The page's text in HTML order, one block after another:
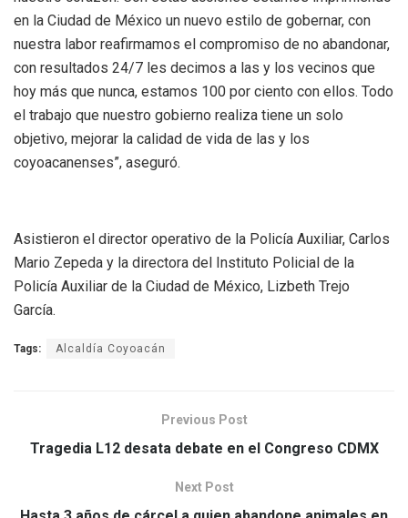
en la Ciudad de México un nuevo estilo de gobernar, con
nuestra labor reafirmamos el compromiso de no abandonar,
con resultados 24/7 les decimos a las y los vecinos que
hoy más que nunca, estamos 100 por ciento con ellos. Todo
el trabajo que nuestro gobierno realiza tiene un solo
objetivo, mejorar la calidad de vida de las y los
coyoacanenses”, aseguró.
Asistieron el director operativo de la Policía Auxiliar, Carlos
Mario Zepeda y la directora del Instituto Policial de la
Policía Auxiliar de la Ciudad de México, Lizbeth Trejo
García.
Tags: Alcaldía Coyoacán
Previous Post
Tragedia L12 desata debate en el Congreso CDMX
Next Post